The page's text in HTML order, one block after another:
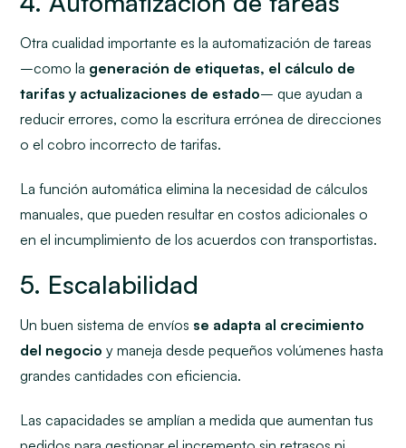
Otra cualidad importante es la automatización de tareas
–como la generación de etiquetas, el cálculo de
tarifas y actualizaciones de estado– que ayudan a
reducir errores, como la escritura errónea de direcciones
o el cobro incorrecto de tarifas.
La función automática elimina la necesidad de cálculos
manuales, que pueden resultar en costos adicionales o
en el incumplimiento de los acuerdos con transportistas.
5. Escalabilidad
Un buen sistema de envíos se adapta al crecimiento
del negocio y maneja desde pequeños volúmenes hasta
grandes cantidades con eficiencia.
Las capacidades se amplían a medida que aumentan tus